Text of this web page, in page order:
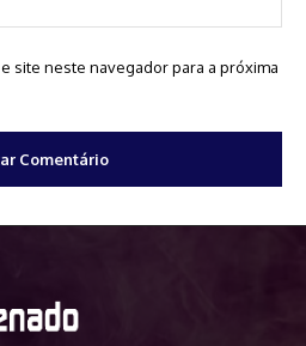
site neste navegador para a próxima